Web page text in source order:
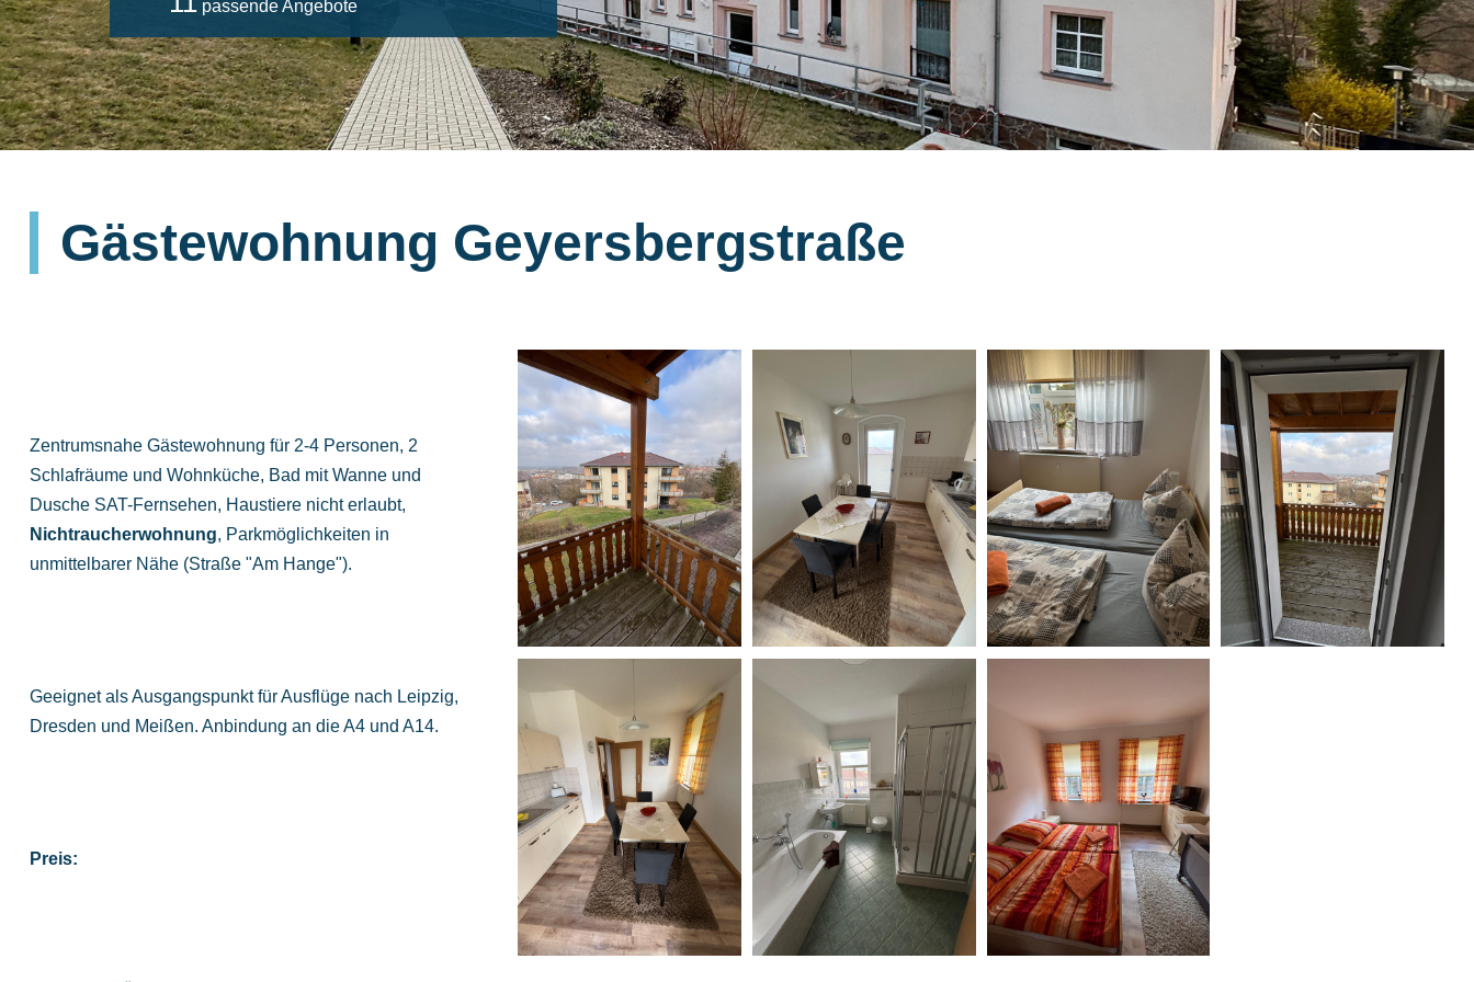
passende Angebote
Gästewohnung Geyersbergstraße
Zentrumsnahe Gästewohnung für 2-4 Personen, 2
Schlafräume und Wohnküche, Bad mit Wanne und
Dusche SAT-Fernsehen, Haustiere nicht erlaubt,
Nichtraucherwohnung, Parkmöglichkeiten in
unmittelbarer Nähe (Straße "Am Hange").
Geeignet als Ausgangspunkt für Ausflüge nach Leipzig,
Dresden und Meißen. Anbindung an die A4 und A14.
Preis: